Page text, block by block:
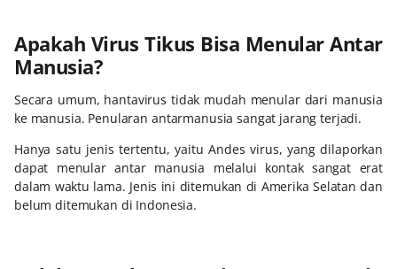
Apakah Virus Tikus Bisa Menular Antar
Manusia?
Secara umum, hantavirus tidak mudah menular dari manusia
ke manusia. Penularan antarmanusia sangat jarang terjadi.
Hanya satu jenis tertentu, yaitu Andes virus, yang dilaporkan
dapat menular antar manusia melalui kontak sangat erat
dalam waktu lama. Jenis ini ditemukan di Amerika Selatan dan
belum ditemukan di Indonesia.